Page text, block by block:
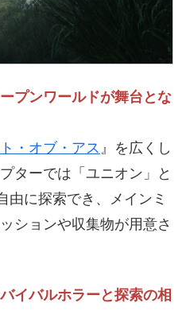
プンワールドが舞台とな
・オブ・アス』を広くし
ターでは「ユニオン」と
由に探索でき、メインミ
ションや収集物が用意さ
イバルホラーと探索の相